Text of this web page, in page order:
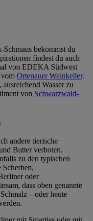
bekommst du
findest du auch
von EDEKA Südwest
vom Ortenauer Weinkeller.
Wasser zu
von Schwarzwald-
andere tierische
Butter verboten.
zu den typischen
Scherben,
oder
dass oben genannte
– oder heute